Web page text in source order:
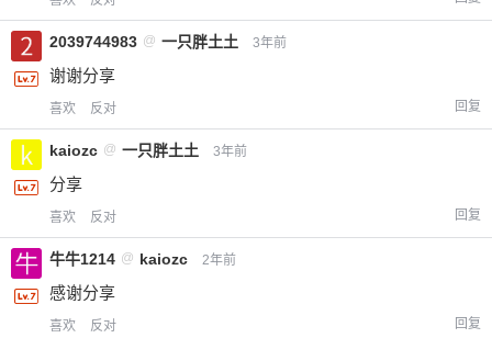
立刻支付
2039744983 @ 一只胖土土 3年前
谢谢分享
喜欢 反对 回复
kaiozc @ 一只胖土土 3年前
分享
喜欢 反对 回复
牛牛1214 @ kaiozc 2年前
感谢分享
喜欢 反对 回复
您没有权限发布内容，请购买会员或者提升权
限。
6位以上
忘记密码？找回